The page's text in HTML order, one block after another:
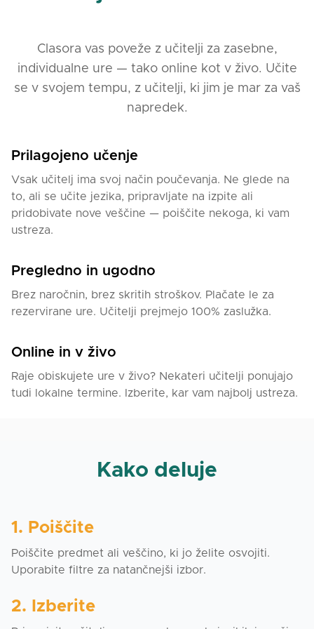
Kaj bodo učenci dosegli?
Med mojimi urami bodo učenci:
komunikacijo.
govoru.
- Razumeli osnovne slovnične strukture in pravila
ruskega jezika.
- Razvili veščine poslušanja, branja in pisanja prek
- Spoznali rusko kulturo in načine izražanja prek
avtentičnih materialov.
Če želite učiti ruski jezik na zanimiv in dostopen
Clasora vas poveže z učitelji za zasebne,
individualne ure — tako online kot v živo. Učite
se v svojem tempu, z učitelji, ki jim je mar za vaš
napredek.
Prilagojeno učenje
Vsak učitelj ima svoj način poučevanja. Ne glede na
to, ali se učite jezika, pripravljate na izpite ali
pridobivate nove veščine — poiščite nekoga, ki vam
ustreza.
Pregledno in ugodno
Brez naročnin, brez skritih stroškov. Plačate le za
rezervirane ure. Učitelji prejmejo 100% zaslužka.
Online in v živo
Raje obiskujete ure v živo? Nekateri učitelji ponujajo
tudi lokalne termine. Izberite, kar vam najbolj ustreza.
Kako deluje
1. Poiščite
Poiščite predmet ali veščino, ki jo želite osvojiti.
Uporabite filtre za natančnejši izbor.
2. Izberite